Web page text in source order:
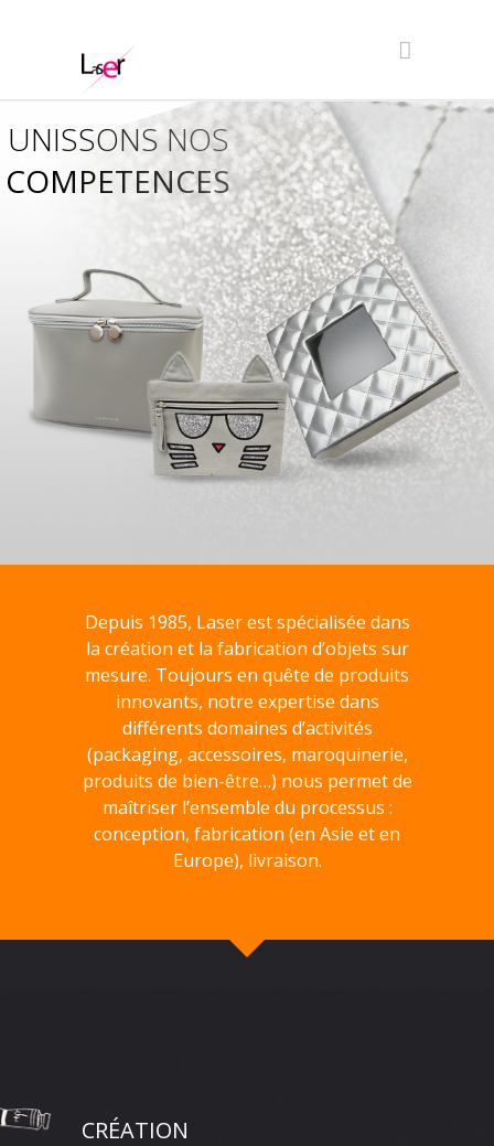
COMPETENCES
UNISSONS NOS
Depuis 1985, Laser est spécialisée dans
la création et la fabrication d’objets sur
mesure. Toujours en quête de produits
innovants, notre expertise dans
différents domaines d’activités
(packaging, accessoires, maroquinerie,
produits de bien-être…) nous permet de
maîtriser l’ensemble du processus :
conception, fabrication (en Asie et en
Europe), livraison.
CRÉATION